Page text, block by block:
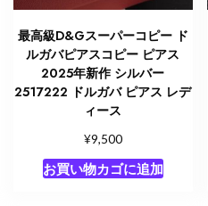
最高級D&Gスーパーコピー ド
ルガバピアスコピー ピアス
2025年新作 シルバー
2517222 ドルガバ ピアス レデ
ィース
¥9,500
お買い物カゴに追加